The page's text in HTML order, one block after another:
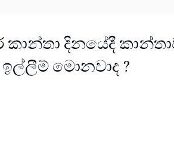
කාන්තා දිනයේදී
ඉල්ලීම් මොනවාද ?